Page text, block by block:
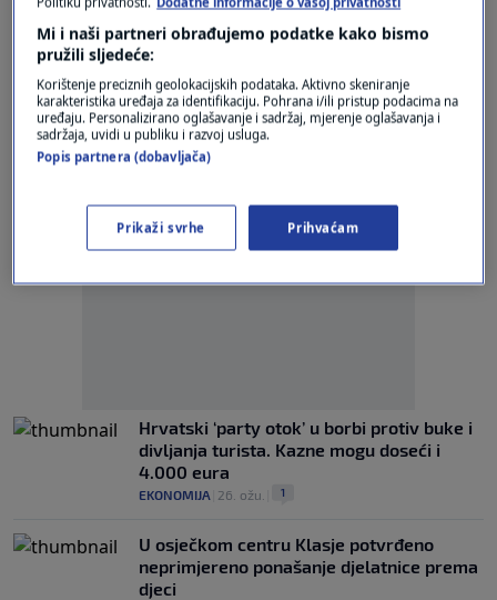
VIJESTI|21. sij.| 10
Šef Primarka odstupio zbog optužbi za
neprimjereno ponašanje
EKONOMIJA|31. ožu. | 0
Hrvatski ‘party otok’ u borbi protiv buke i
divljanja turista. Kazne mogu doseći i
4.000 eura
EKONOMIJA 26. ožu. 1
U osječkom centru Klasje potvrđeno
neprimjereno ponašanje djelatnice prema
djeci
Mi i naši partneri obrađujemo podatke kako bismo
pružili sljedeće:
Korištenje preciznih geolokacijskih podataka. Aktivno skeniranje
karakteristika uređaja za identifikaciju. Pohrana i/ili pristup podacima na
uređaju. Personalizirano oglašavanje i sadržaj, mjerenje oglašavanja i
sadržaja, uvidi u publiku i razvoj usluga.
Popis partnera (dobavljača)
Prikaži svrhe Prihvaćam